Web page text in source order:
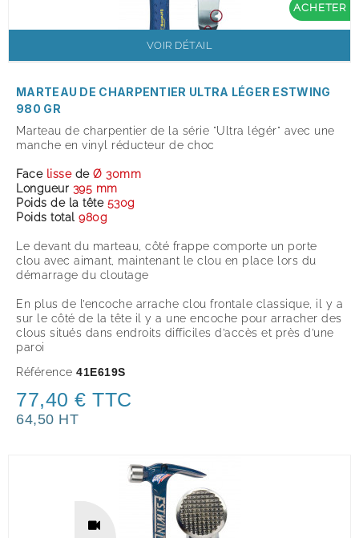
ACHETER
VOIR DÉTAIL
MARTEAU DE CHARPENTIER ULTRA LÉGER ESTWING
980 GR
Marteau de charpentier de la série "Ultra légér" avec une
manche en vinyl réducteur de choc
Face lisse de Ø 30mm
Longueur 395 mm
Poids de la tête 530g
Poids total 980g
Le devant du marteau, côté frappe comporte un porte
clou avec aimant, maintenant le clou en place lors du
démarrage du cloutage
En plus de l’encoche arrache clou frontale classique, il y a
sur le côté de la tête il y a une encoche pour arracher des
clous situés dans endroits difficiles d’accès et près d’une
paroi
Référence 41E619S
77,40 € TTC
64,50 HT